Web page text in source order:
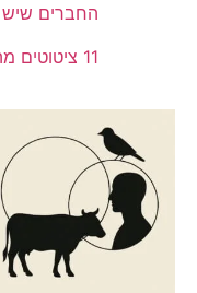
החברים
11 ציטוטים מהפילוסופיה של אריסטו